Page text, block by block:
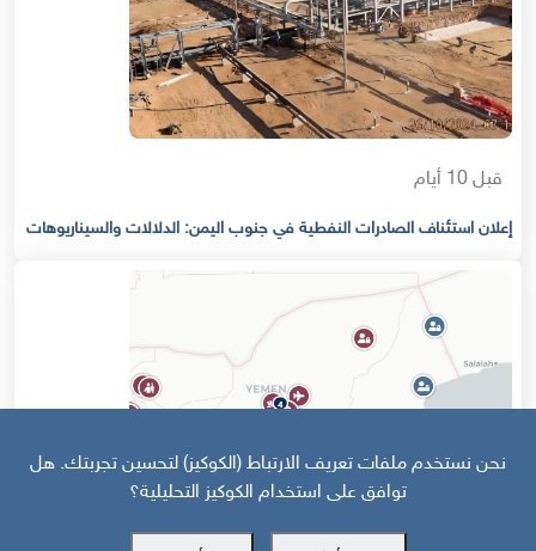
قبل 10 أيام
إعلان استئناف الصادرات النفطية في جنوب اليمن: الدلالات والسيناريوهات
نحن نستخدم ملفات تعريف الارتباط (الكوكيز) لتحسين تجربتك. هل
توافق على استخدام الكوكيز التحليلية؟